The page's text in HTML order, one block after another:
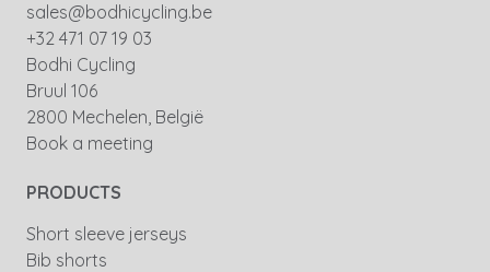
sales@bodhicycling.be
+32 471 07 19 03
Bodhi Cycling
Bruul 106
2800 Mechelen, België
Book a meeting
PRODUCTS
Short sleeve jerseys
Bib shorts